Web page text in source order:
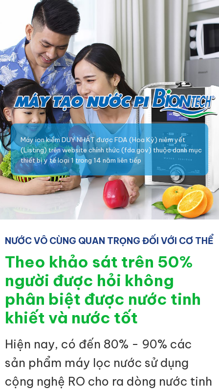
Máy ion kiềm DUY NHẤT được FDA (Hoa Kỳ) niêm yết
(Listing) trên website chính thức (fda.gov) thuộc danh mục
thiết bị y tế loại 1 trong 14 năm liên tiếp
NƯỚC VÔ CÙNG QUAN TRỌNG ĐỐI VỚI CƠ THỂ
Theo khảo sát trên 50%
người được hỏi không
phân biệt được nước tinh
khiết và nước tốt
Hiện nay, có đến 80% - 90% các
sản phẩm máy lọc nước sử dụng
cộng nghệ RO cho ra dòng nước tinh